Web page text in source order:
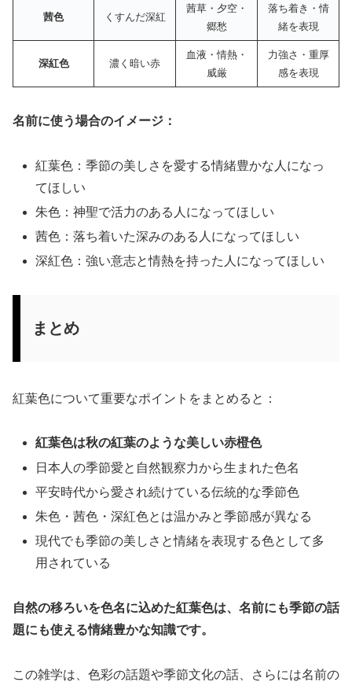
茜色 くすんだ深紅
茜草・夕空・
郷愁
落ち着き・情
緒を表現
深紅色 濃く暗い赤
血液・情熱・
威厳
力強さ・重厚
感を表現
名前に使う場合のイメージ：
紅葉色：季節の美しさを愛する情緒豊かな人になっ
てほしい
朱色：神聖で活力のある人になってほしい
茜色：落ち着いた深みのある人になってほしい
深紅色：強い意志と情熱を持った人になってほしい
まとめ
紅葉色について重要なポイントをまとめると：
紅葉色は秋の紅葉のような美しい赤橙色
日本人の季節愛と自然観察力から生まれた色名
平安時代から愛され続けている伝統的な季節色
朱色・茜色・深紅色とは温かみと季節感が異なる
現代でも季節の美しさと情緒を表現する色として多
用されている
自然の移ろいを色名に込めた紅葉色は、名前にも季節の話
題にも使える情緒豊かな知識です。
この雑学は、色彩の話題や季節文化の話、さらには名前の